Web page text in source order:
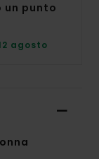
un punto
agosto